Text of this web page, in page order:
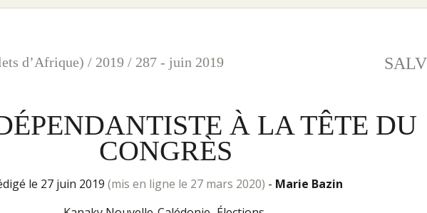
d’Afrique) / 2019 / 287 - juin 2019
À LA TÊTE DU
CONGRÈS
le 27 juin 2019 (mis en ligne le 27 mars 2020) - Marie Bazin